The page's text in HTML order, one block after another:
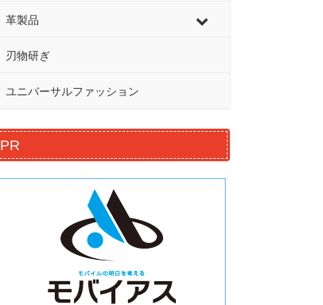
革製品
刃物研ぎ
ユニバーサルファッション
PR